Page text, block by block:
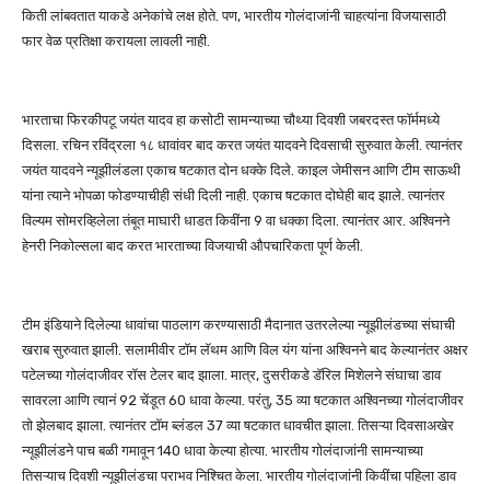
किती लांबवतात याकडे अनेकांचे लक्ष होते. पण, भारतीय गोलंदाजांनी चाहत्यांना विजयासाठी
फार वेळ प्रतिक्षा करायला लावली नाही.
भारताचा फिरकीपटू जयंत यादव हा कसोटी सामन्याच्या चौथ्या दिवशी जबरदस्त फॉर्ममध्ये
दिसला. रचिन रविंद्रला १८ धावांवर बाद करत जयंत यादवने दिवसाची सुरुवात केली. त्यानंतर
जयंत यादवने न्यूझीलंडला एकाच षटकात दोन धक्के दिले. काइल जेमीसन आणि टीम साऊथी
यांना त्याने भोपळा फोडण्याचीही संधी दिली नाही. एकाच षटकात दोघेही बाद झाले. त्यानंतर
विल्यम सोमरव्हिलेला तंबूत माघारी धाडत किवींना 9 वा धक्का दिला. त्यानंतर आर. अश्विनने
हेनरी निकोल्सला बाद करत भारताच्या विजयाची औपचारिकता पूर्ण केली.
टीम इंडियाने दिलेल्या धावांचा पाठलाग करण्यासाठी मैदानात उतरलेल्या न्यूझीलंडच्या संघाची
खराब सुरुवात झाली. सलामीवीर टॉम लॅथम आणि विल यंग यांना अश्विनने बाद केल्यानंतर अक्षर
पटेलच्या गोलंदाजीवर रॉस टेलर बाद झाला. मात्र, दुसरीकडे डॅरिल मिशेलने संघाचा डाव
सावरला आणि त्यानं 92 चेंडूत 60 धावा केल्या. परंतु, 35 व्या षटकात अश्विनच्या गोलंदाजीवर
तो झेलबाद झाला. त्यानंतर टॉम ब्लंडल 37 व्या षटकात धावचीत झाला. तिसऱ्या दिवसाअखेर
न्यूझीलंडने पाच बळी गमावून 140 धावा केल्या होत्या. भारतीय गोलंदाजांनी सामन्याच्या
तिसऱ्याच दिवशी न्यूझीलंडचा पराभव निश्चित केला. भारतीय गोलंदाजांनी किवींचा पहिला डाव